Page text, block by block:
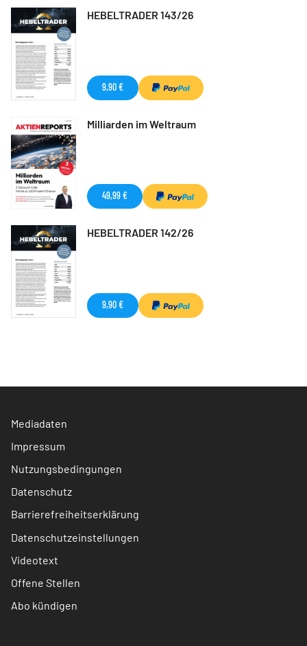
HEBELTRADER 143/26
9,90 €
Milliarden im Weltraum
49,99 €
HEBELTRADER 142/26
9,90 €
Mediadaten
Impressum
Nutzungsbedingungen
Datenschutz
Barrierefreiheitserklärung
Datenschutzeinstellungen
Videotext
Offene Stellen
Abo kündigen